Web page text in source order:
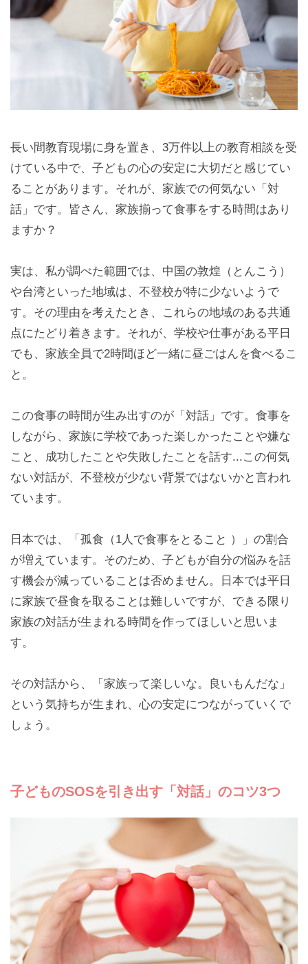
長い間教育現場に身を置き、3万件以上の教育相談を受
けている中で、子どもの心の安定に大切だと感じてい
ることがあります。それが、家族での何気ない「対
話」です。皆さん、家族揃って食事をする時間はあり
ますか？
実は、私が調べた範囲では、中国の敦煌（とんこう）
や台湾といった地域は、不登校が特に少ないようで
す。その理由を考えたとき、これらの地域のある共通
点にたどり着きます。それが、学校や仕事がある平日
でも、家族全員で2時間ほど一緒に昼ごはんを食べるこ
と。
この食事の時間が生み出すのが「対話」です。食事を
しながら、家族に学校であった楽しかったことや嫌な
こと、成功したことや失敗したことを話す...この何気
ない対話が、不登校が少ない背景ではないかと言われ
ています。
日本では、「孤食（1人で食事をとること ）」の割合
が増えています。そのため、子どもが自分の悩みを話
す機会が減っていることは否めません。日本では平日
に家族で昼食を取ることは難しいですが、できる限り
家族の対話が生まれる時間を作ってほしいと思いま
す。
その対話から、「家族って楽しいな。良いもんだな」
という気持ちが生まれ、心の安定につながっていくで
しょう。
子どものSOSを引き出す「対話」のコツ3つ